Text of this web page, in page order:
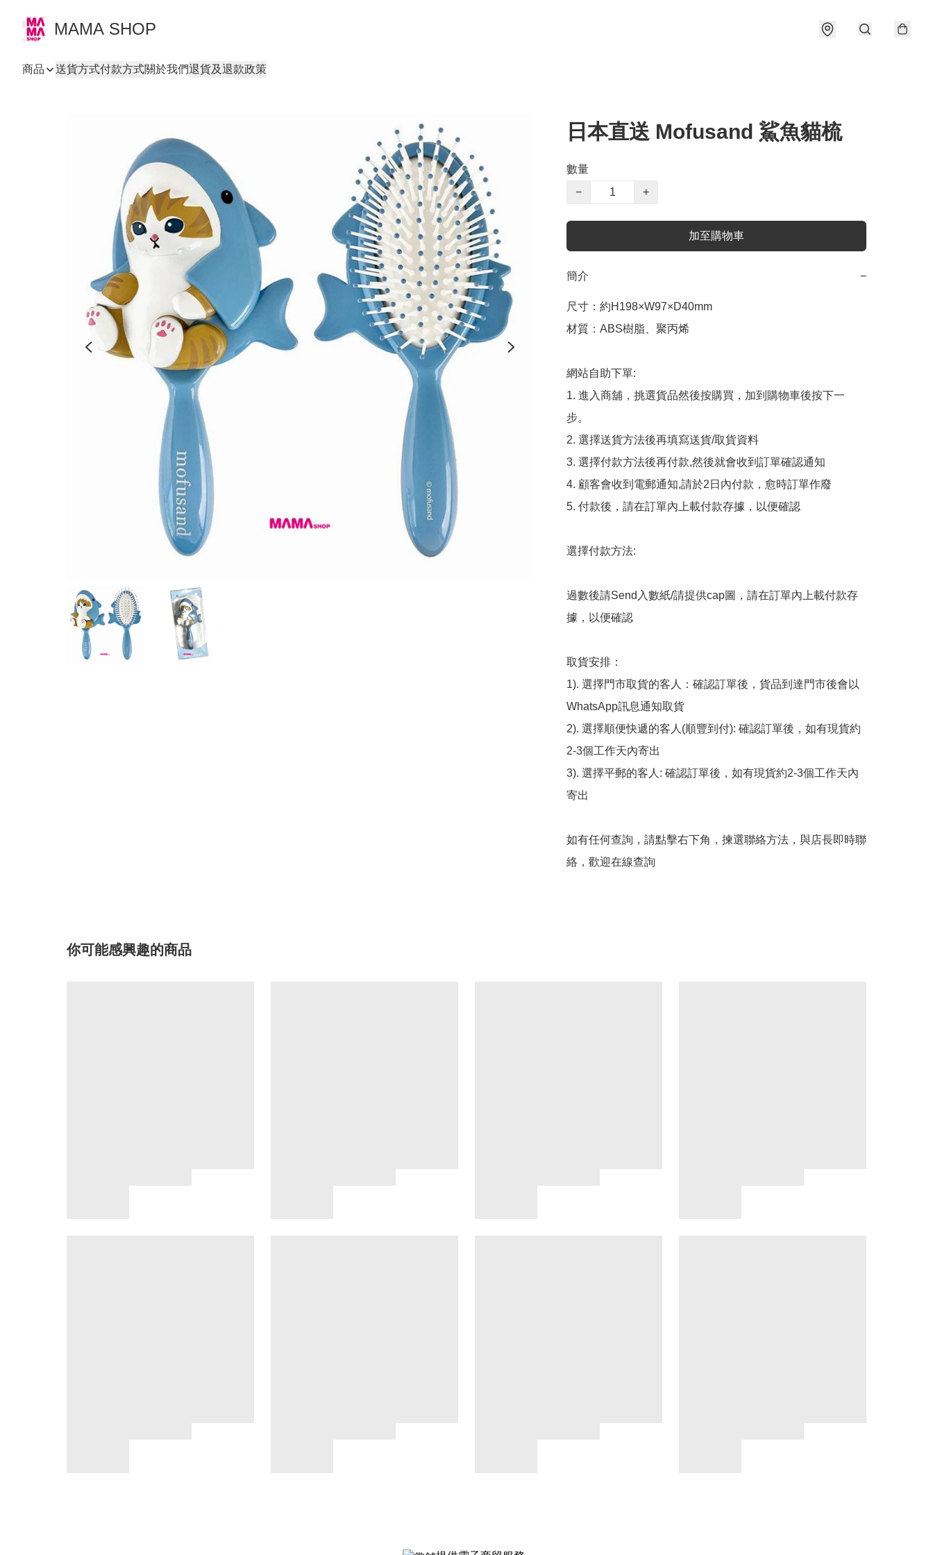
MAMA SHOP
商品 送貨方式付款方式關於我們退貨及退款政策
日本直送 Mofusand 鯊魚貓梳
數量
−
+
加至購物車
簡介 −
尺寸：約H198×W97×D40mm
材質：ABS樹脂、聚丙烯
網站自助下單:
1. 進入商舖，挑選貨品然後按購買，加到購物車後按下一
步。
2. 選擇送貨方法後再填寫送貨/取貨資料
3. 選擇付款方法後再付款,然後就會收到訂單確認通知
4. 顧客會收到電郵通知,請於2日內付款，愈時訂單作廢
5. 付款後，請在訂單內上載付款存據，以便確認
選擇付款方法:
過數後請Send入數紙/請提供cap圖，請在訂單內上載付款存
據，以便確認
取貨安排：
1). 選擇門市取貨的客人：確認訂單後，貨品到達門市後會以
WhatsApp訊息通知取貨
2). 選擇順便快遞的客人(順豐到付): 確認訂單後，如有現貨約
2-3個工作天內寄出
3). 選擇平郵的客人: 確認訂單後，如有現貨約2-3個工作天內
寄出
如有任何查詢，請點擊右下角，揀選聯絡方法，與店長即時聯
絡，歡迎在線查詢
你可能感興趣的商品